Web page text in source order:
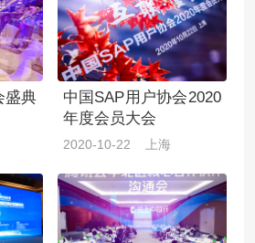
盛典
中国SAP用户协会2020
年度会员大会
2020-10-22 上海